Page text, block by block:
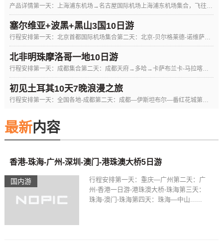
产品详情第一天：上海浦东机场→名古屋国际机场上海浦东机场集合，飞往名古屋国际机场，抵达后导游接机，前往酒店办理入住。第二...
塞尔维亚+波黑+黑山3国10日游
行程安排第一天：北京首都国际机场集合第二天：北京-贝尔格莱德-诺维萨德第三天：诺维萨德-萨拉热窝第四天：萨拉热窝-莫斯塔...
北非明珠摩洛哥一地10日游
行程安排第一天：成都集合第二天：成都天府→多哈→卡萨布兰卡-马拉喀什第三天：马拉喀什第四天：马拉喀什—本.哈杜筑垒村—瓦...
初见土耳其10天7晚浪漫之旅
行程安排第一天：全国各地-成都第二天：成都—伊斯坦布尔—番红花城第三天：番红花城-卡帕多奇亚第四天：卡帕多奇亚第五天：卡...
最新内容
国内游
香港-珠海-广州-深圳-澳门-港珠澳大桥5日游
行程安排第一天：重庆—广州第二天：广
州-香港一日游-港珠澳大桥-珠海第三天：
珠海-澳门-珠海第四天：珠海—中山......